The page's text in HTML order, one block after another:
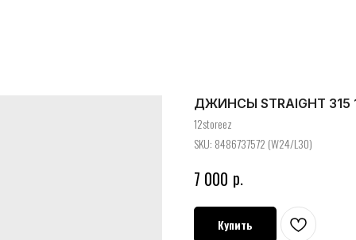
ДЖИНСЫ STRAIGHT 315
12storeez
SKU: 8486737572 (W24/L30)
7 000 р.
Купить